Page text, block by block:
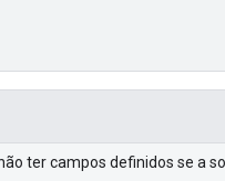
ter campos definidos se a